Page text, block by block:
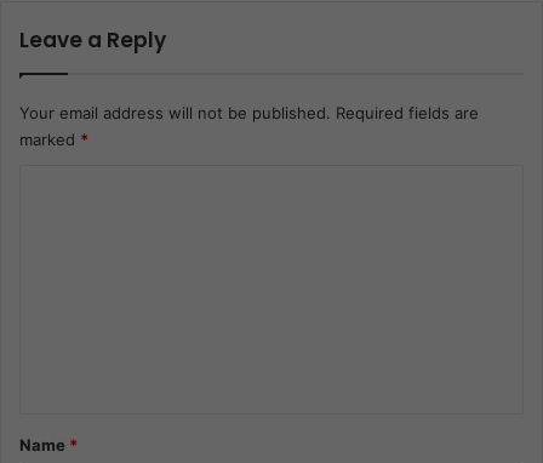
Leave a Reply
Your email address will not be published. Required fields are
marked *
*Name *